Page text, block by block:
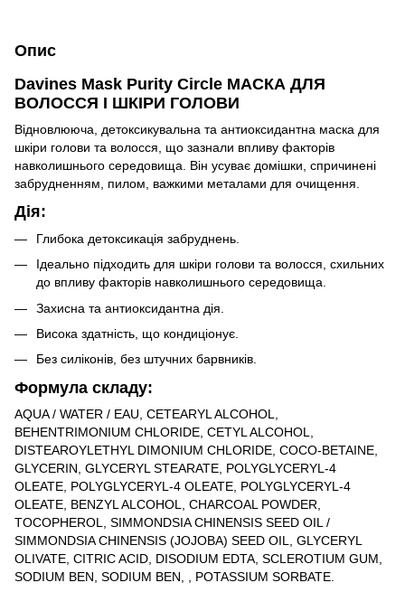
Опис
Davines Mask Purity Circle МАСКА ДЛЯ
ВОЛОССЯ І ШКІРИ ГОЛОВИ
Відновлююча, детоксикувальна та антиоксидантна маска для
шкіри голови та волосся, що зазнали впливу факторів
навколишнього середовища. Він усуває домішки, спричинені
забрудненням, пилом, важкими металами для очищення.
Дія:
Глибока детоксикація забруднень.
Ідеально підходить для шкіри голови та волосся, схильних
до впливу факторів навколишнього середовища.
Захисна та антиоксидантна дія.
Висока здатність, що кондиціонує.
Без силіконів, без штучних барвників.
Формула складу:
AQUA / WATER / EAU, CETEARYL ALCOHOL,
BEHENTRIMONIUM CHLORIDE, CETYL ALCOHOL,
DISTEAROYLETHYL DIMONIUM CHLORIDE, COCO-BETAINE,
GLYCERIN, GLYCERYL STEARATE, POLYGLYCERYL-4
OLEATE, POLYGLYCERYL-4 OLEATE, POLYGLYCERYL-4
OLEATE, BENZYL ALCOHOL, CHARCOAL POWDER,
TOCOPHEROL, SIMMONDSIA CHINENSIS SEED OIL /
SIMMONDSIA CHINENSIS (JOJOBA) SEED OIL, GLYCERYL
OLIVATE, CITRIC ACID, DISODIUM EDTA, SCLEROTIUM GUM,
SODIUM BEN, SODIUM BEN, , POTASSIUM SORBATE.